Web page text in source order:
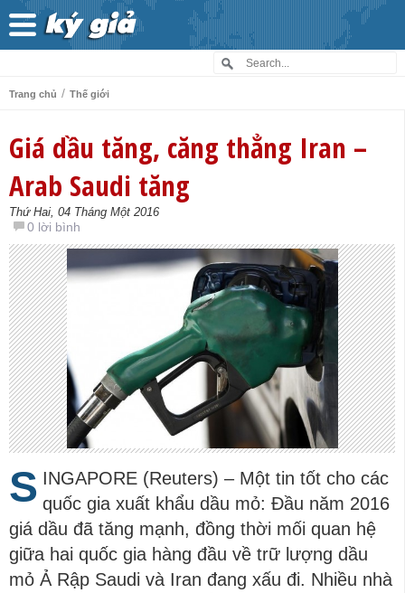
Trang chủ / Thế giới
Giá dầu tăng, căng thẳng Iran –
Arab Saudi tăng
Thứ Hai, 04 Tháng Một 2016
0 lời bình
S INGAPORE (Reuters) – Một tin tốt cho các
quốc gia xuất khẩu dầu mỏ: Đầu năm 2016
giá dầu đã tăng mạnh, đồng thời mối quan hệ
giữa hai quốc gia hàng đầu về trữ lượng dầu
mỏ Ả Rập Saudi và Iran đang xấu đi. Nhiều nhà